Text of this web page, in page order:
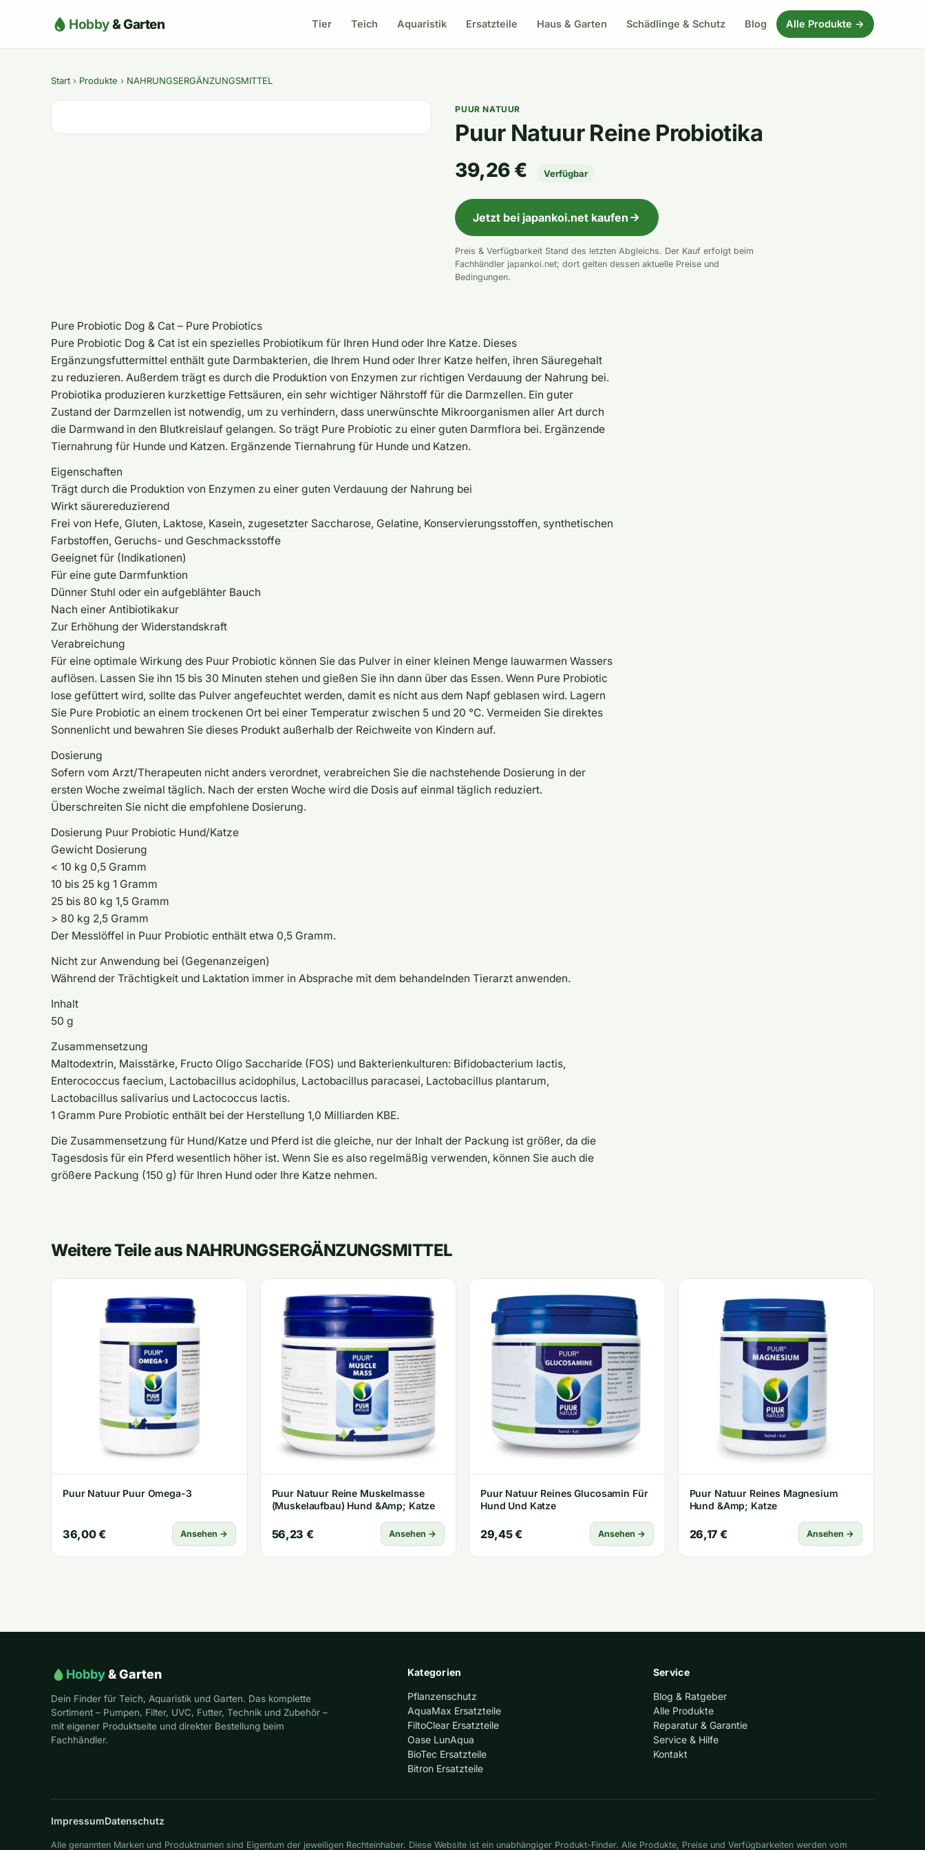
Hobby& Garten Tier Teich Aquaristik Ersatzteile Haus & Garten Schädlinge & Schutz Blog Alle Produkte →
Start › Produkte › NAHRUNGSERGÄNZUNGSMITTEL
PUUR NATUUR
Puur Natuur Reine Probiotika
39,26 € Verfügbar
Jetzt bei japankoi.net kaufen
Preis & Verfügbarkeit Stand des letzten Abgleichs. Der Kauf erfolgt beim
Fachhändler japankoi.net; dort gelten dessen aktuelle Preise und
Bedingungen.
Pure Probiotic Dog & Cat – Pure Probiotics
Pure Probiotic Dog & Cat ist ein spezielles Probiotikum für Ihren Hund oder Ihre Katze. Dieses
Ergänzungsfuttermittel enthält gute Darmbakterien, die Ihrem Hund oder Ihrer Katze helfen, ihren Säuregehalt
zu reduzieren. Außerdem trägt es durch die Produktion von Enzymen zur richtigen Verdauung der Nahrung bei.
Probiotika produzieren kurzkettige Fettsäuren, ein sehr wichtiger Nährstoff für die Darmzellen. Ein guter
Zustand der Darmzellen ist notwendig, um zu verhindern, dass unerwünschte Mikroorganismen aller Art durch
die Darmwand in den Blutkreislauf gelangen. So trägt Pure Probiotic zu einer guten Darmflora bei. Ergänzende
Tiernahrung für Hunde und Katzen. Ergänzende Tiernahrung für Hunde und Katzen.
Eigenschaften
Trägt durch die Produktion von Enzymen zu einer guten Verdauung der Nahrung bei
Wirkt säurereduzierend
Frei von Hefe, Gluten, Laktose, Kasein, zugesetzter Saccharose, Gelatine, Konservierungsstoffen, synthetischen
Farbstoffen, Geruchs- und Geschmacksstoffe
Geeignet für (Indikationen)
Für eine gute Darmfunktion
Dünner Stuhl oder ein aufgeblähter Bauch
Nach einer Antibiotikakur
Zur Erhöhung der Widerstandskraft
Verabreichung
Für eine optimale Wirkung des Puur Probiotic können Sie das Pulver in einer kleinen Menge lauwarmen Wassers
auflösen. Lassen Sie ihn 15 bis 30 Minuten stehen und gießen Sie ihn dann über das Essen. Wenn Pure Probiotic
lose gefüttert wird, sollte das Pulver angefeuchtet werden, damit es nicht aus dem Napf geblasen wird. Lagern
Sie Pure Probiotic an einem trockenen Ort bei einer Temperatur zwischen 5 und 20 °C. Vermeiden Sie direktes
Sonnenlicht und bewahren Sie dieses Produkt außerhalb der Reichweite von Kindern auf.
Dosierung
Sofern vom Arzt/Therapeuten nicht anders verordnet, verabreichen Sie die nachstehende Dosierung in der
ersten Woche zweimal täglich. Nach der ersten Woche wird die Dosis auf einmal täglich reduziert.
Überschreiten Sie nicht die empfohlene Dosierung.
Dosierung Puur Probiotic Hund/Katze
Gewicht Dosierung
< 10 kg 0,5 Gramm
10 bis 25 kg 1 Gramm
25 bis 80 kg 1,5 Gramm
> 80 kg 2,5 Gramm
Der Messlöffel in Puur Probiotic enthält etwa 0,5 Gramm.
Nicht zur Anwendung bei (Gegenanzeigen)
Während der Trächtigkeit und Laktation immer in Absprache mit dem behandelnden Tierarzt anwenden.
Inhalt
50 g
Zusammensetzung
Maltodextrin, Maisstärke, Fructo Oligo Saccharide (FOS) und Bakterienkulturen: Bifidobacterium lactis,
Enterococcus faecium, Lactobacillus acidophilus, Lactobacillus paracasei, Lactobacillus plantarum,
Lactobacillus salivarius und Lactococcus lactis.
1 Gramm Pure Probiotic enthält bei der Herstellung 1,0 Milliarden KBE.
Die Zusammensetzung für Hund/Katze und Pferd ist die gleiche, nur der Inhalt der Packung ist größer, da die
Tagesdosis für ein Pferd wesentlich höher ist. Wenn Sie es also regelmäßig verwenden, können Sie auch die
größere Packung (150 g) für Ihren Hund oder Ihre Katze nehmen.
Weitere Teile aus NAHRUNGSERGÄNZUNGSMITTEL
Puur Natuur Puur Omega-3
36,00 € Ansehen →
Puur Natuur Reine Muskelmasse
(Muskelaufbau) Hund &Amp; Katze
56,23 € Ansehen →
Puur Natuur Reines Glucosamin Für
Hund Und Katze
29,45 € Ansehen →
Puur Natuur Reines Magnesium
Hund &Amp; Katze
26,17 € Ansehen →
Hobby& Garten
Dein Finder für Teich, Aquaristik und Garten. Das komplette
Sortiment – Pumpen, Filter, UVC, Futter, Technik und Zubehör –
mit eigener Produktseite und direkter Bestellung beim
Fachhändler.
Kategorien
Pflanzenschutz
AquaMax Ersatzteile
FiltoClear Ersatzteile
Oase LunAqua
BioTec Ersatzteile
Bitron Ersatzteile
Service
Blog & Ratgeber
Alle Produkte
Reparatur & Garantie
Service & Hilfe
Kontakt
ImpressumDatenschutz
Alle genannten Marken und Produktnamen sind Eigentum der jeweiligen Rechteinhaber. Diese Website ist ein unabhängiger Produkt-Finder. Alle Produkte, Preise und Verfügbarkeiten werden vom